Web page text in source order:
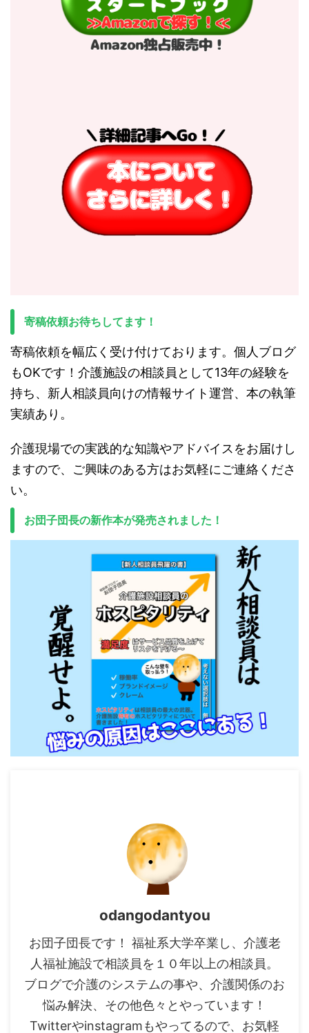
寄稿依頼お待ちしてます！
寄稿依頼を幅広く受け付けております。個人ブログ
もOKです！介護施設の相談員として13年の経験を
持ち、新人相談員向けの情報サイト運営、本の執筆
実績あり。
介護現場での実践的な知識やアドバイスをお届けし
ますので、ご興味のある方はお気軽にご連絡くださ
い。
お団子団長の新作本が発売されました！
odangodantyou
お団子団長です！ 福祉系大学卒業し、介護老
人福祉施設で相談員を１０年以上の相談員。
ブログで介護のシステムの事や、介護関係のお
悩み解決、その他色々とやっています！
Twitterやinstagramもやってるので、お気軽